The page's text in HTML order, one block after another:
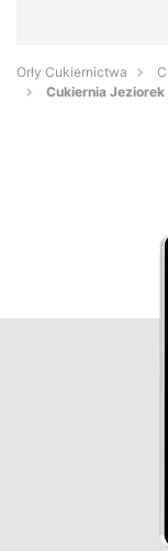
Orły Cukiernictwa
Cukiernia